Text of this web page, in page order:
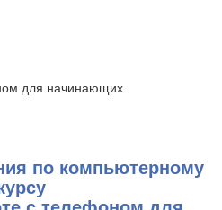
для начинающих
по компьютерному